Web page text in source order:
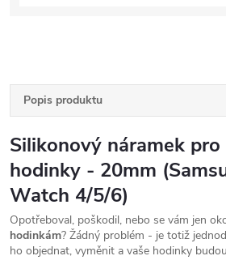
Popis produktu
Silikonový náramek
hodinky - 20mm
Watch 4/5/6)
Opotřeboval, poškodil, nebo se vám jen
hodinkám? Žádný problém - je totiž
ho objednat, vyměnit a vaše hodinky